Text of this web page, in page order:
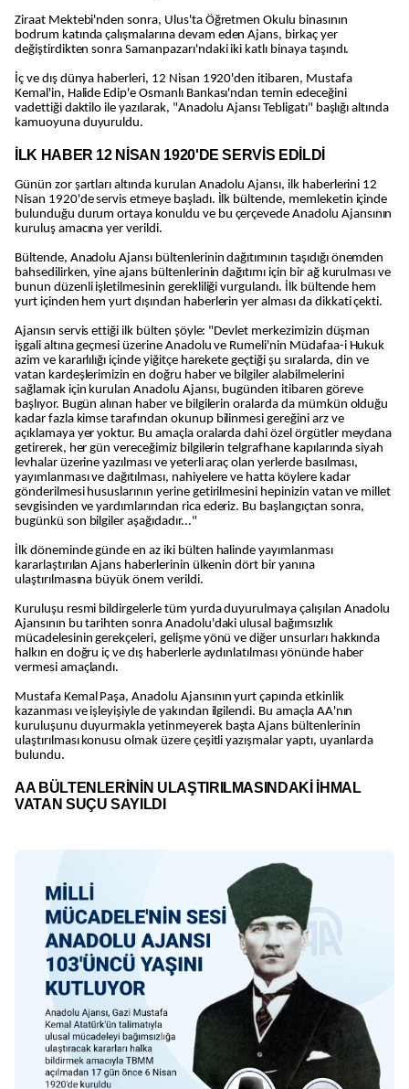
Ziraat Mektebi'nden sonra, Ulus'ta Öğretmen Okulu binasının
bodrum katında çalışmalarına devam eden Ajans, birkaç yer
değiştirdikten sonra Samanpazarı'ndaki iki katlı binaya taşındı.
İç ve dış dünya haberleri, 12 Nisan 1920'den itibaren, Mustafa
Kemal'in, Halide Edip'e Osmanlı Bankası'ndan temin edeceğini
vadettiği daktilo ile yazılarak, "Anadolu Ajansı Tebligatı" başlığı altında
kamuoyuna duyuruldu.
İLK HABER 12 NİSAN 1920'DE SERVİS EDİLDİ
Günün zor şartları altında kurulan Anadolu Ajansı, ilk haberlerini 12
Nisan 1920'de servis etmeye başladı. İlk bültende, memleketin içinde
bulunduğu durum ortaya konuldu ve bu çerçevede Anadolu Ajansının
kuruluş amacına yer verildi.
Bültende, Anadolu Ajansı bültenlerinin dağıtımının taşıdığı önemden
bahsedilirken, yine ajans bültenlerinin dağıtımı için bir ağ kurulması ve
bunun düzenli işletilmesinin gerekliliği vurgulandı. İlk bültende hem
yurt içinden hem yurt dışından haberlerin yer alması da dikkati çekti.
Ajansın servis ettiği ilk bülten şöyle: "Devlet merkezimizin düşman
işgali altına geçmesi üzerine Anadolu ve Rumeli'nin Müdafaa-i Hukuk
azim ve kararlılığı içinde yiğitçe harekete geçtiği şu sıralarda, din ve
vatan kardeşlerimizin en doğru haber ve bilgiler alabilmelerini
sağlamak için kurulan Anadolu Ajansı, bugünden itibaren göreve
başlıyor. Bugün alınan haber ve bilgilerin oralarda da mümkün olduğu
kadar fazla kimse tarafından okunup bilinmesi gereğini arz ve
açıklamaya yer yoktur. Bu amaçla oralarda dahi özel örgütler meydana
getirerek, her gün vereceğimiz bilgilerin telgrafhane kapılarında siyah
levhalar üzerine yazılması ve yeterli araç olan yerlerde basılması,
yayımlanması ve dağıtılması, nahiyelere ve hatta köylere kadar
gönderilmesi hususlarının yerine getirilmesini hepinizin vatan ve millet
sevgisinden ve yardımlarından rica ederiz. Bu başlangıçtan sonra,
bugünkü son bilgiler aşağıdadır..."
İlk döneminde günde en az iki bülten halinde yayımlanması
kararlaştırılan Ajans haberlerinin ülkenin dört bir yanına
ulaştırılmasına büyük önem verildi.
Kuruluşu resmi bildirgelerle tüm yurda duyurulmaya çalışılan Anadolu
Ajansının bu tarihten sonra Anadolu'daki ulusal bağımsızlık
mücadelesinin gerekçeleri, gelişme yönü ve diğer unsurları hakkında
halkın en doğru iç ve dış haberlerle aydınlatılması yönünde haber
vermesi amaçlandı.
Mustafa Kemal Paşa, Anadolu Ajansının yurt çapında etkinlik
kazanması ve işleyişiyle de yakından ilgilendi. Bu amaçla AA'nın
kuruluşunu duyurmakla yetinmeyerek başta Ajans bültenlerinin
ulaştırılması konusu olmak üzere çeşitli yazışmalar yaptı, uyarılarda
bulundu.
AA BÜLTENLERİNİN ULAŞTIRILMASINDAKİ İHMAL
VATAN SUÇU SAYILDI